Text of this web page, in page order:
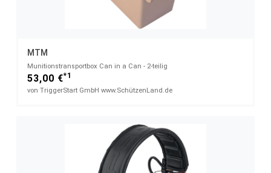
MTM
Munitionstransportbox Can in a Can - 2-teilig
53,00 €*1
von TriggerStart GmbH www.SchützenLand.de